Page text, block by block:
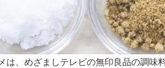
は、めざましテレビの無印良品の調味料